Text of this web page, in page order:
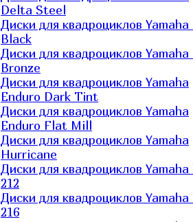
Delta Steel
Диски для квадроциклов
Black
Диски для квадроциклов
Bronze
Диски для квадроциклов Yamaha
Enduro Dark Tint
Диски для квадроциклов Yamaha
Enduro Flat Mill
Диски для квадроциклов Yamaha
Hurricane
Диски для квадроциклов
212
Диски для квадроциклов
216